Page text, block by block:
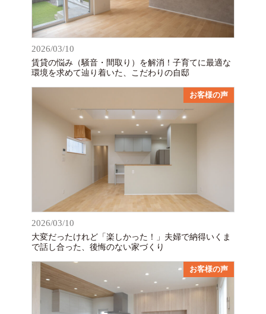
2026/03/10
賃貸の悩み（騒音・間取り）を解消！子育てに最適な
環境を求めて辿り着いた、こだわりの自邸
お客様の声
2026/03/10
大変だったけれど「楽しかった！」夫婦で納得いくま
で話し合った、後悔のない家づくり
お客様の声